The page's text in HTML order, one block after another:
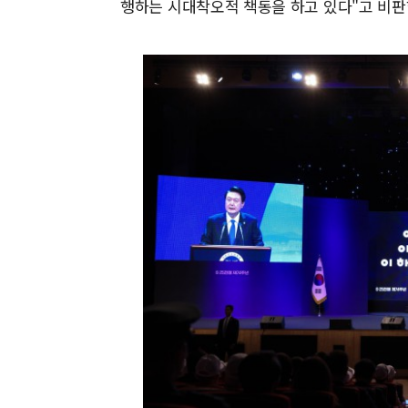
행하는 시대착오적 책동을 하고 있다"고 비